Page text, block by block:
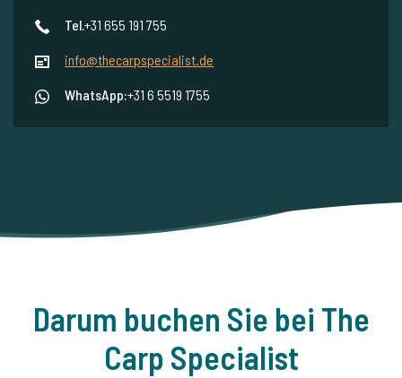
Tel.+31 655 191 755
info@thecarpspecialist.de
WhatsApp:+31 6 5519 1755
Darum buchen Sie bei The
Carp Specialist